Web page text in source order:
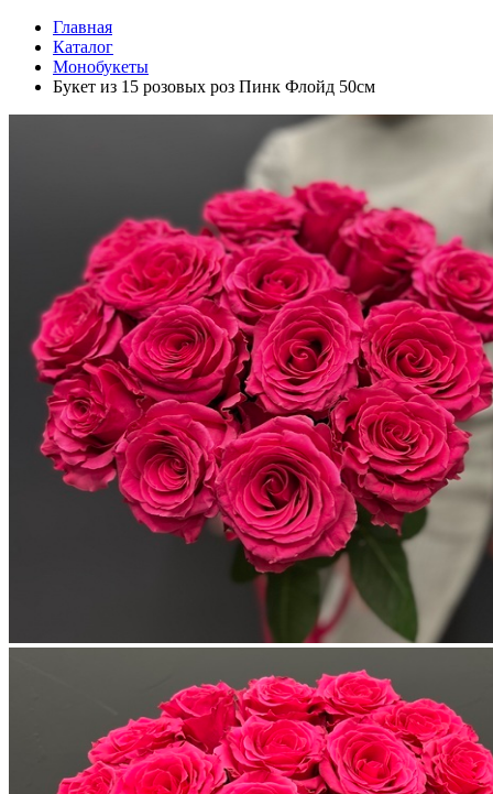
Главная
Каталог
Монобукеты
Букет из 15 розовых роз Пинк Флойд 50см